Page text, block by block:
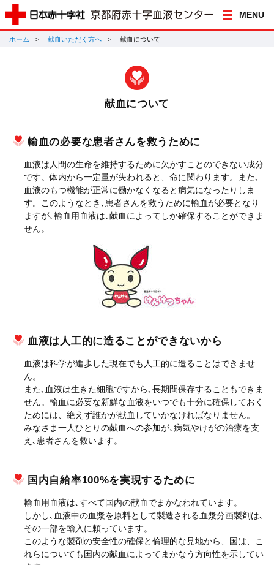
MENU
ホーム 献血いただく方へ 献血について
献血について
輸血の必要な患者さんを救うために
血液は人間の生命を維持するために欠かすことのできない成分
です。体内から一定量が失われると、命に関わります。また､
血液のもつ機能が正常に働かなくなると病気になったりしま
す。このようなとき､患者さんを救うために輸血が必要となり
ますが､輸血用血液は､献血によってしか確保することができま
せん。
血液は人工的に造ることができないから
血液は科学が進歩した現在でも人工的に造ることはできませ
ん。
また､血液は生きた細胞ですから､長期間保存することもできま
せん。輸血に必要な新鮮な血液をいつでも十分に確保しておく
ためには、絶えず誰かが献血していかなければなりません。
みなさま一人ひとりの献血への参加が､病気やけがの治療を支
え､患者さんを救います。
国内自給率100%を実現するために
輸血用血液は､すべて国内の献血でまかなわれています。
しかし､血液中の血漿を原料として製造される血漿分画製剤は､
その一部を輸入に頼っています。
このような製剤の安全性の確保と倫理的な見地から、国は、こ
れらについても国内の献血によってまかなう方向性を示してい